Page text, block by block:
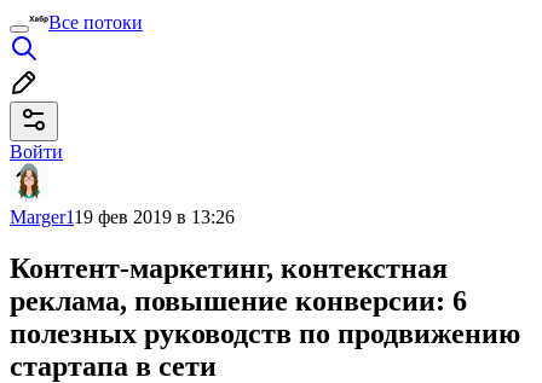
Все потоки
Войти
Marger119 фев 2019 в 13:26
Контент-маркетинг, контекстная
реклама, повышение конверсии: 6
полезных руководств по продвижению
стартапа в сети